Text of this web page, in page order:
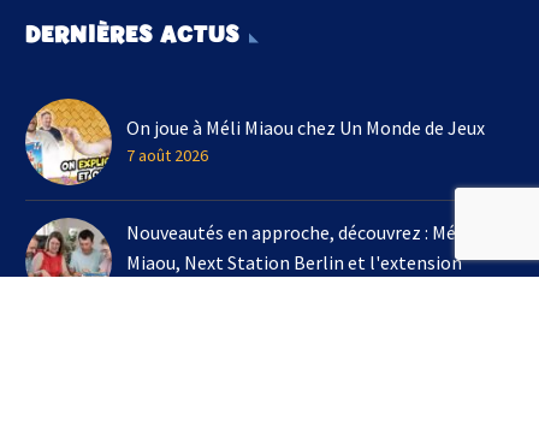
DERNIÈRES ACTUS
On joue à Méli Miaou chez Un Monde de Jeux
7 août 2026
Nouveautés en approche, découvrez : Méli
Miaou, Next Station Berlin et l'extension